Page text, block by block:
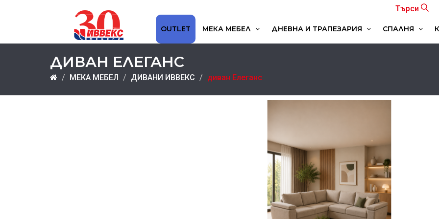
Търси
OUTLET МЕКА МЕБЕЛ ДНЕВНА И ТРАПЕЗАРИЯ СПАЛНЯ
ДИВАН ЕЛЕГАНС
МЕКА МЕБЕЛ ДИВАНИ ИВВЕКС диван Елеганс